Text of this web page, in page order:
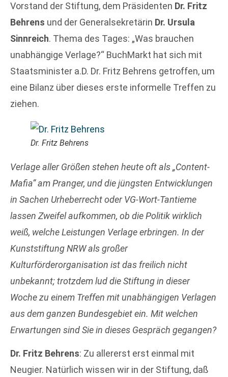
Vorstand der Stiftung, dem Präsidenten Dr. Fritz
Behrens und der Generalsekretärin Dr. Ursula
Sinnreich. Thema des Tages: „Was brauchen
unabhängige Verlage?“ BuchMarkt hat sich mit
Staatsminister a.D. Dr. Fritz Behrens getroffen, um
eine Bilanz über dieses erste informelle Treffen zu
ziehen.
Dr. Fritz Behrens
Verlage aller Größen stehen heute oft als „Content-
Mafia“ am Pranger, und die jüngsten Entwicklungen
in Sachen Urheberrecht oder VG-Wort-Tantieme
lassen Zweifel aufkommen, ob die Politik wirklich
weiß, welche Leistungen Verlage erbringen. In der
Kunststiftung NRW als großer
Kulturförderorganisation ist das freilich nicht
unbekannt; trotzdem lud die Stiftung in dieser
Woche zu einem Treffen mit unabhängigen Verlagen
aus dem ganzen Bundesgebiet ein. Mit welchen
Erwartungen sind Sie in dieses Gespräch gegangen?
Dr. Fritz Behrens: Zu allererst erst einmal mit
Neugier. Natürlich wissen wir in der Stiftung, daß